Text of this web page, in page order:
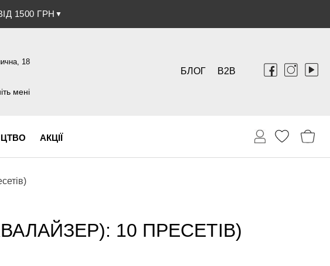
1500 ГРН ▼
КАРТКОЮ▼
18
32
мені
B2B
БЛОГ
АКЦІЇ
10 ПРЕСЕТІВ)